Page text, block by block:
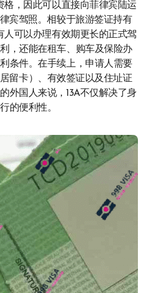
格，因此可以直接向菲律宾陆运
宾驾照。相较于旅游签证持有
人可以办理有效期更长的正式驾
，还能在租车、购车及保险办
条件。在手续上，申请人需要
留卡）、有效签证以及住址证
外国人来说，13A不仅解决了身
的便利性。